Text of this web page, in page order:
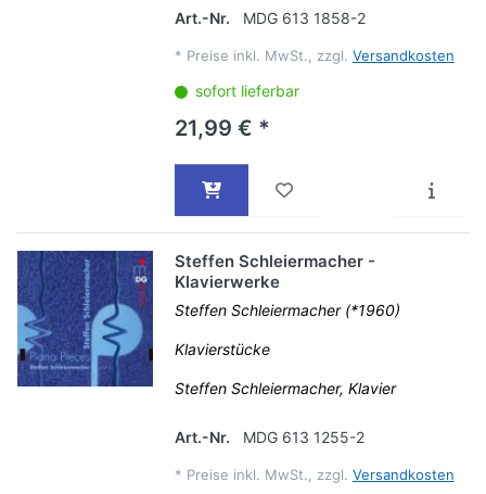
Art.-Nr.
MDG 613 1858-2
* Preise inkl. MwSt., zzgl. Versandkosten
sofort lieferbar
21,99 € *
Steffen Schleiermacher -
Klavierwerke
Steffen Schleiermacher (*1960)
Klavierstücke
Steffen Schleiermacher, Klavier
Art.-Nr. MDG 613 1255-2
* Preise inkl. MwSt., zzgl. Versandkosten